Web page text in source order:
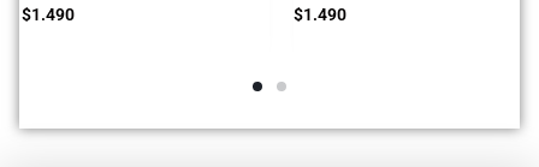
$1.490 $1.490